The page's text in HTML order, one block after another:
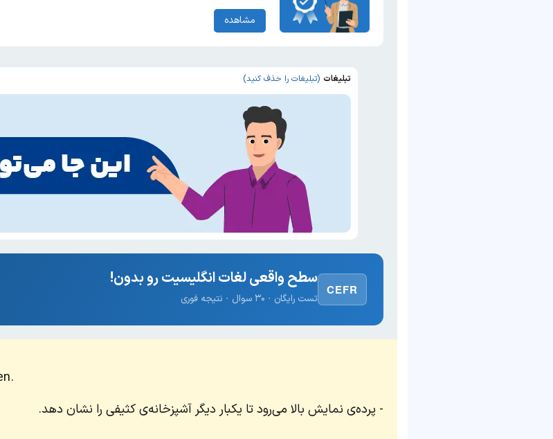
مشاهده
تبلیغات (تبلیغات را حذف کنید)
CEFR
سطح واقعی لغات انگلیسیت رو بدون!
تست رایگان · ۳۰ سوال · نتیجه فوری
پرده‌ی نمایش بالا می‌رود تا یکبار دیگر آشپزخانه‌ی کثیفی را نشان دهد.